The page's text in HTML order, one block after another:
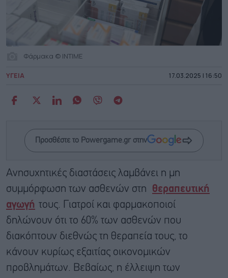
Φάρμακα © INTIME
ΥΓΕΙΑ 17.03.2025 | 16:50
Προσθέστε το Powergame.gr στην
Ανησυχητικές διαστάσεις λαμβάνει η μη
συμμόρφωση των ασθενών στη
θεραπευτική
αγωγή τους. Γιατροί και φαρμακοποιοί
δηλώνουν ότι το 60% των ασθενών που
διακόπτουν διεθνώς τη θεραπεία τους, το
κάνουν κυρίως εξαιτίας οικονομικών
προβλημάτων. Βεβαίως, η έλλειψη των